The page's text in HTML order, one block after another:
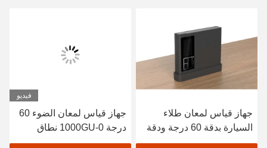
جهاز قياس لمعان طلاء
السيارة بدقة 60 درجة ودقة
محمولة 1 شاشة GU
فيديو
جهاز قياس لمعان الضوء 60
درجة 0-1000GU نطاق
اختبار 5V / 2A شاحن